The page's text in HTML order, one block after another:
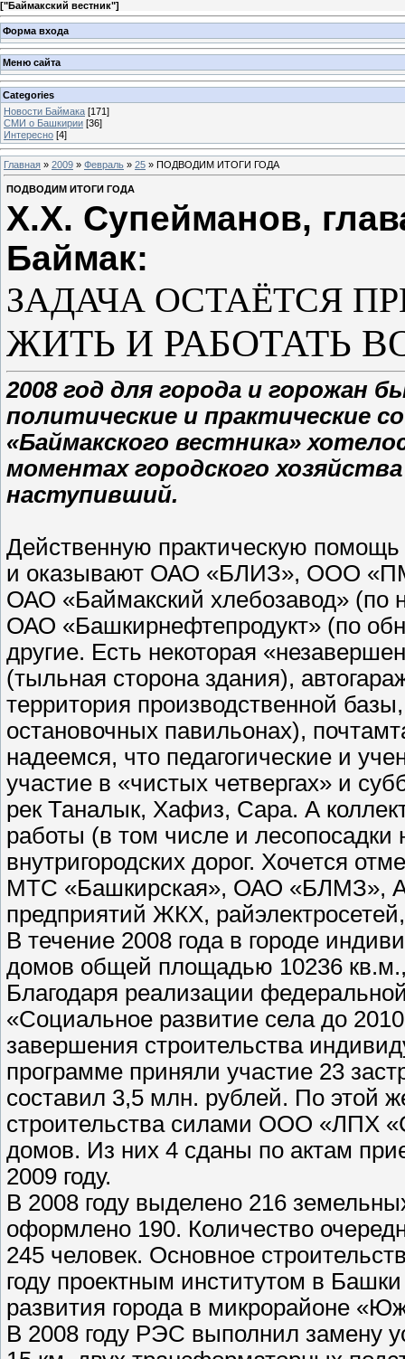
["Баймакский вестник"]
Форма входа
Меню сайта
Categories
Новости Баймака [171]
СМИ о Башкирии [36]
Интересно [4]
Главная » 2009 » Февраль » 25 » ПОДВОДИМ ИТОГИ ГОДА
ПОДВОДИМ ИТОГИ ГОДА
Х.Х. Супейманов,
Баймак:
ЗАДАЧА ОСТАЁТСЯ
ЖИТЬ И РАБОТАТЬ
2008 год для города и горожан
политические и практические
«Баймакского вестника»
моментах городского
наступивший.
Действенную практическую помощь
и оказывают ОАО «БЛИЗ», ООО
ОАО «Баймакский хлебозавод» (по
ОАО «Башкирнефтепродукт» (по
другие. Есть некоторая
(тыльная сторона здания),
территория производственной
остановочных павильонах),
надеемся, что педагогические и
участие в «чистых четвергах» и
рек Таналык, Хафиз, Сара. А
работы (в том числе и
внутригородских дорог. Хочется
МТС «Башкирская», ОАО «БЛМЗ»,
предприятий ЖКХ,
В течение 2008 года в городе
домов общей площадью 10236 кв.м.,
Благодаря реализации
«Социальное развитие села до
завершения строительства
программе приняли участие 23
составил 3,5 млн. рублей. По этой
строительства силами ООО «ЛПХ
домов. Из них 4 сданы по актам
2009 году.
В 2008 году выделено 216
оформлено 190. Количество
245 человек. Основное
году проектным институтом в
развития города в микрорайоне
В 2008 году РЭС выполнил замену